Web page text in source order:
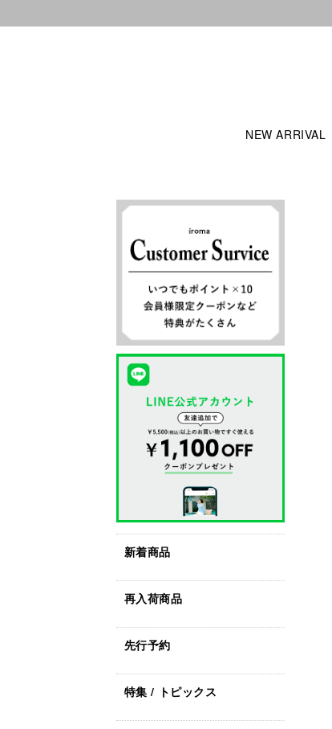
NEW ARRIVAL
新着商品
再入荷商品
先行予約
特集 / トピックス